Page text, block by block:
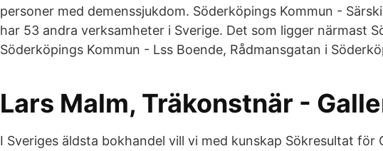
personer med demenssjukdom. Söderköpings Kommun -
har 53 andra verksamheter i Sverige. Det som ligger närmast
Söderköpings Kommun - Lss Boende, Rådmansgatan i
Lars Malm, Träkonstnär -
I Sveriges äldsta bokhandel vill vi med kunskap Sökresultat för